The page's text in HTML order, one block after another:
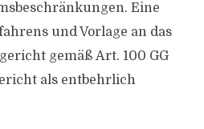
Eine
und Vorlage an das
gemäß Art. 100 GG
als entbehrlich